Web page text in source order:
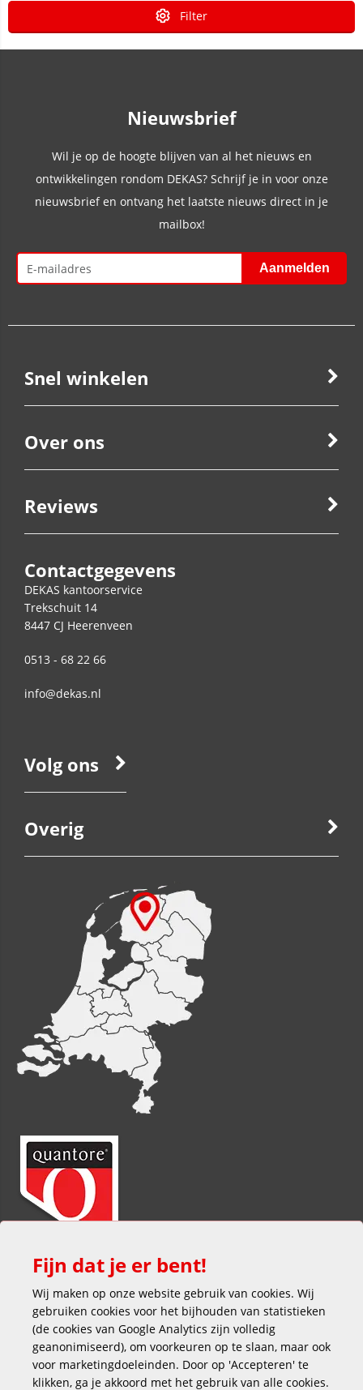
Filter
Nieuwsbrief
Wil je op de hoogte blijven van al het nieuws en
ontwikkelingen rondom DEKAS? Schrijf je in voor onze
nieuwsbrief en ontvang het laatste nieuws direct in je
mailbox!
Snel winkelen
Over ons
Reviews
Contactgegevens
DEKAS kantoorservice
Trekschuit 14
8447 CJ Heerenveen
0513 - 68 22 66
info@dekas.nl
Volg ons
Overig
Veilig en gemakkelijk betalen
Fijn dat je er bent!
Wij maken op onze website gebruik van cookies. Wij
gebruiken cookies voor het bijhouden van statistieken
(de cookies van Google Analytics zijn volledig
geanonimiseerd), om voorkeuren op te slaan, maar ook
voor marketingdoeleinden. Door op 'Accepteren' te
klikken, ga je akkoord met het gebruik van alle cookies.